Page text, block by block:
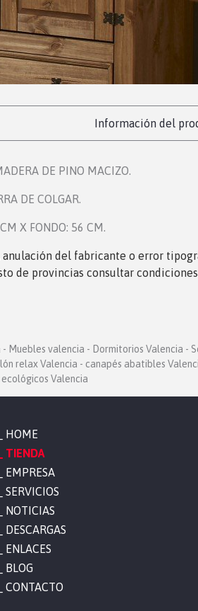
Información del
DE PINO MACIZO.
DE COLGAR.
X FONDO: 56 CM.
del fabricante o error
de provincias consultar
Muebles valencia - Dormitorios Valencia -
relax Valencia - canapés abatibles
Valencia
HOME
TIENDA
EMPRESA
SERVICIOS
NOTICIAS
DESCARGAS
ENLACES
BLOG
CONTACTO